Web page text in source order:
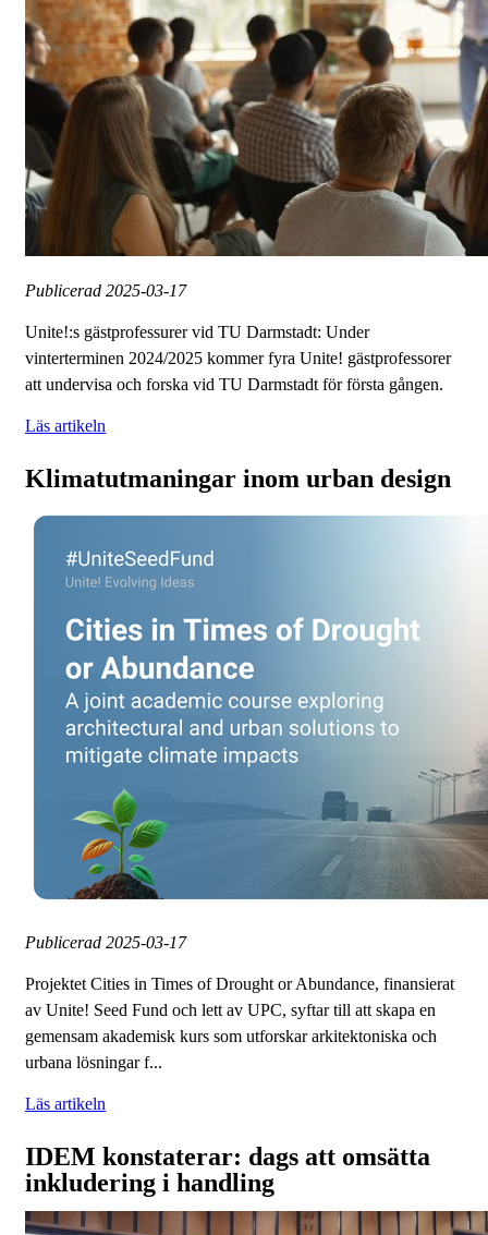
Publicerad 2025-03-17
Unite!:s gästprofessurer vid TU Darmstadt: Under
vinterterminen 2024/2025 kommer fyra Unite! gästprofessorer
att undervisa och forska vid TU Darmstadt för första gången.
Läs artikeln
Klimatutmaningar inom urban design
Publicerad 2025-03-17
Projektet Cities in Times of Drought or Abundance, finansierat
av Unite! Seed Fund och lett av UPC, syftar till att skapa en
gemensam akademisk kurs som utforskar arkitektoniska och
urbana lösningar f...
Läs artikeln
IDEM konstaterar: dags att omsätta
inkludering i handling